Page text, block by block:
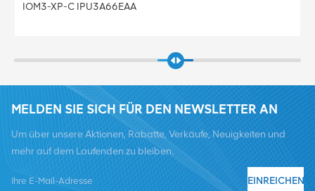
IOM3-XP-C IPU3A66EAA
MELDEN SIE SICH FÜR DEN NEWSLETTER AN
Um über unsere Aktionen, Rabatte, Verkäufe, Neuigkeiten und
mehr auf dem Laufenden zu bleiben.
EINREICHEN